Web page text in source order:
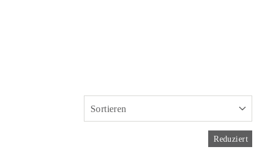
Reduziert